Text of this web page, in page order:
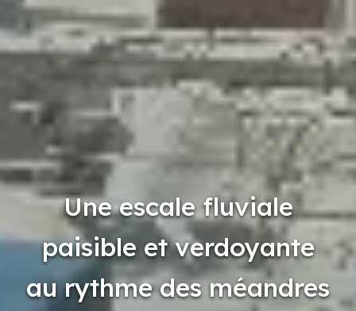
Une escale fluviale
paisible et verdoyante
au rythme des méandres